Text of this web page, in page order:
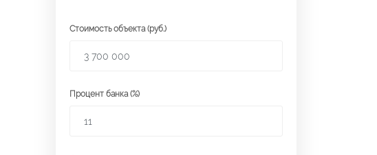
Стоимость объекта (руб.)
Процент банка (%)